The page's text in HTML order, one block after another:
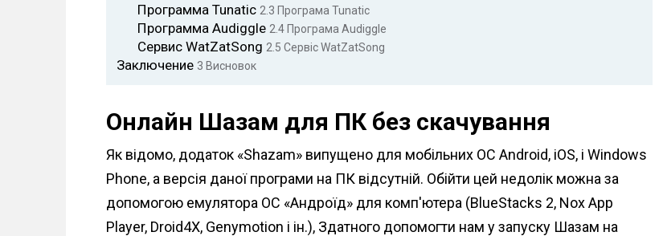
Программа Tunatic 2.3 Програма Tunatic
Программа Audiggle 2.4Програма Audiggle
Сервис WatZatSong 2.5 Сервіс WatZatSong
Заключение 3 Висновок
Онлайн Шазам для ПК без скачування
Як відомо, додаток «Shazam» випущено для мобільних ОС Android, iOS, і Windows
Phone, а версія даної програми на ПК відсутній. Обійти цей недолік можна за
допомогою емулятора ОС «Андроїд» для комп'ютера (BlueStacks 2, Nox App
Player, Droid4X, Genymotion і ін.), Здатного допомогти нам у запуску Шазам на